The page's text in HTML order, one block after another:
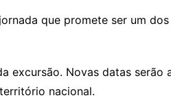
que promete ser um
excursão. Novas datas serão
nacional.